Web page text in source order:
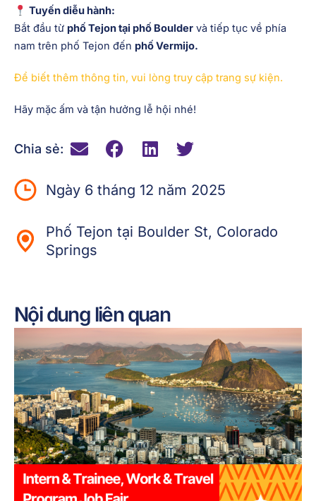
Tuyến diễu hành:
Bắt đầu từ phố Tejon tại phố Boulder và tiếp tục về phía
nam trên phố Tejon đến phố Vermijo.
Để biết thêm thông tin, vui lòng truy cập trang sự kiện.
Hãy mặc ấm và tận hưởng lễ hội nhé!
Chia sẻ:
Ngày 6 tháng 12 năm 2025
Phố Tejon tại Boulder St, Colorado
Springs
Nội dung liên quan